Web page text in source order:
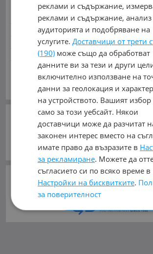
Виж Още
ОСНОВНИ КАТЕГОРИИ В MOBILE.BG:
Карта на сайта
Автомобили и
Камиони Мотоциклети
Индустриални
Кари Каравани Яхти
Ремаркета Велосипеди Части
Гуми и джанти
Купува Услуги
ЧАСТИ ЗА:
Автомобили и Джипове
Бусове
Мотоциклети
Селскостопански
Яхти и Лодки
Велосипеди
ВИДОВЕ: Горивна система (3)
Електрическа система (6)
Интериор и аксесоари (1)
Кормилна система (3) Окачване
Охладителна система
СЛЕДВАЙТЕ НИ В:
mobile.bgползва и
хостинг услугите на
реклами и съдържание,
реклами и съдържание,
аудиторията и подобряване на
услугите.Доставчици от трети
(190) може също да обработват
данните ви за тези и други
включително използване на
данни за геолокация и
на устройството. Вашият
само за този уебсайт. Някои
доставчици може да разчитат
законен интерес вместо на
имате право да възразите в
за рекламиране. Можете да
съгласието си по всяко време в
Настройки на бисквитките.
за поверителност